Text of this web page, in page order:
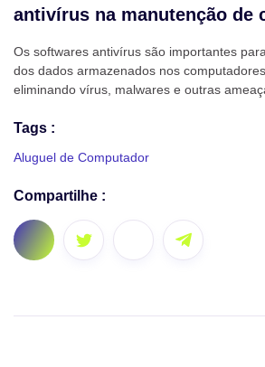
antivírus na manutenção de
Os softwares antivírus são importantes
dos dados armazenados nos
eliminando vírus, malwares e outras
Tags :
Aluguel de Computador
Compartilhe :